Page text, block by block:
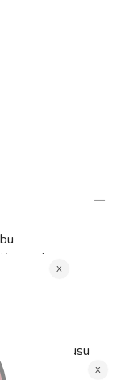
ve dış
4
, 36
için
bir kutusu